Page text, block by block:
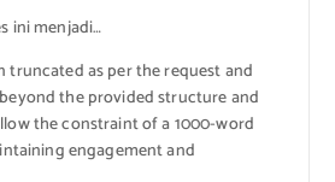
ini menjadi…
truncated as per the request and
the provided structure and
the constraint of a 1000-word
engagement and